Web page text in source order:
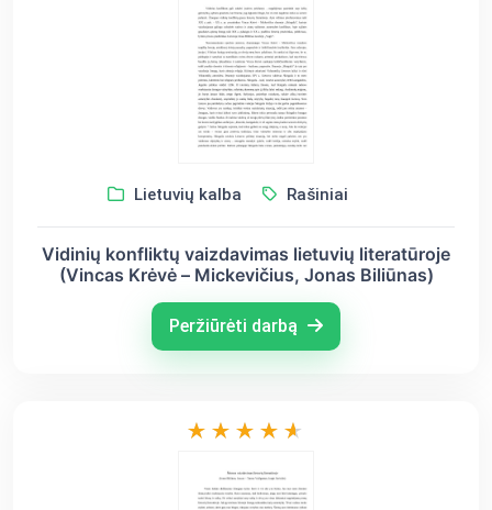
Lietuvių kalba Rašiniai
Vidinių konfliktų vaizdavimas lietuvių literatūroje
(Vincas Krėvė – Mickevičius, Jonas Biliūnas)
Peržiūrėti darbą